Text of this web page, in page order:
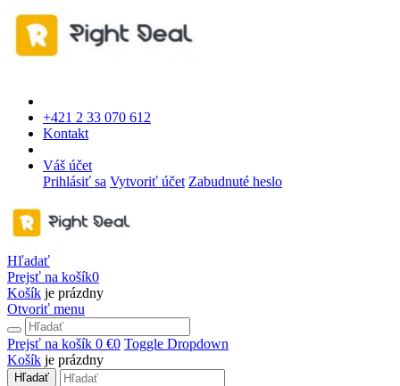
+421 2 33 070 612
Kontakt
Váš účet
Prihlásiť sa Vytvoriť účet Zabudnuté heslo
Hľadať
Prejsť na košík0
Košík je prázdny
Otvoriť menu
Prejsť na košík 0 €0 Toggle Dropdown
Košík je prázdny
Hľadať